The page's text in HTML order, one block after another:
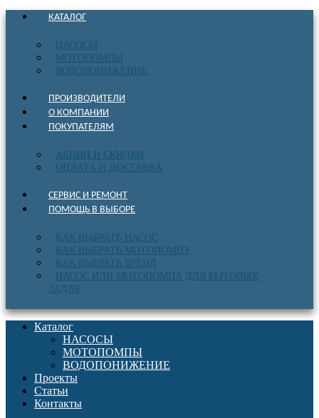
КАТАЛОГ
НАСОСЫ
МОТОПОМПЫ
ВОДОПОНИЖЕНИЕ
ПРОИЗВОДИТЕЛИ
О КОМПАНИИ
ПОКУПАТЕЛЯМ
АКЦИИ И СКИДКИ
ОПЛАТА И ДОСТАВКА
СЕРВИС И РЕМОНТ
ПОМОЩЬ В ВЫБОРЕ
КАК ВЫБРАТЬ НАСОС
КАК ВЫБРАТЬ МОТОПОМПУ
КАК ВЫБРАТЬ БРЕНД
НАСОС ИЛИ МОТОПОМПА ДЛЯ БЫТОВЫХ
ЗАДАЧ
Каталог
НАСОСЫ
МОТОПОМПЫ
ВОДОПОНИЖЕНИЕ
Проекты
Статьи
Контакты